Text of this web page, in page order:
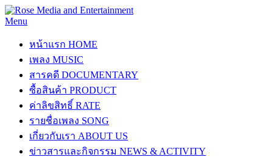
Menu
หน้าแรก HOME
เพลง MUSIC
สารคดี DOCUMENTARY
ซื้อสินค้า PRODUCT
ค่าลิขสิทธิ์ RATE
รายชื่อเพลง SONG
เกี่ยวกับเรา ABOUT US
ข่าวสารและกิจกรรม NEWS & ACTIVITY